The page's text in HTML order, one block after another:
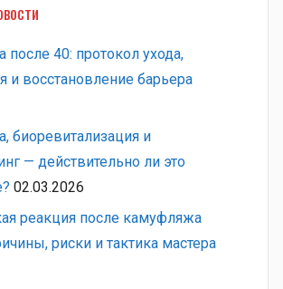
40: протокол ухода,
и восстановление барьера
биоревитализация и
— действительно ли это
02.03.2026
реакция после камуфляжа
риски и тактика мастера